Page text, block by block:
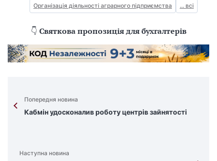
Організація діяльності аграрного підприємства
... всі
👇 Святкова пропозиція для бухгалтерів
Попередня новина
Кабмін удосконалив роботу центрів зайнятості
Наступна новина